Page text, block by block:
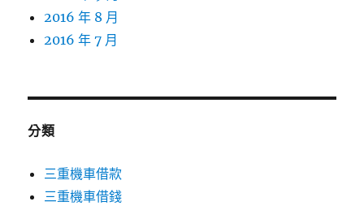
2016 年 8 月
2016 年 7 月
分類
三重機車借款
三重機車借錢